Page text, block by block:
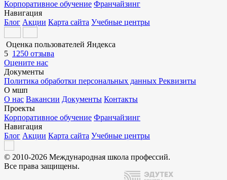
Корпоративное обучение Франчайзинг
Навигация
Блог Акции Карта сайта Учебные центры
Оценка пользователей Яндекса
5 1250 отзыва
Оцените нас
Документы
Политика обработки персональных данных Реквизиты
О мшп
О нас Вакансии Документы Контакты
Проекты
Корпоративное обучение Франчайзинг
Навигация
Блог Акции Карта сайта Учебные центры
© 2010-2026 Международная школа профессий.
Все права защищены.